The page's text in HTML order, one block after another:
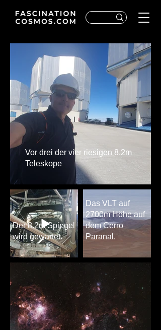
Vor drei der vier riesigen 8.2m
Teleskope
Der 8.2m Spiegel
wird gewartet.
Das VLT auf
2700m Höhe auf
dem Cerro
Paranal.